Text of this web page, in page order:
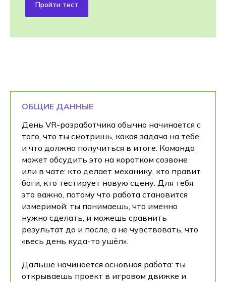
Пройти тест
ОБЩИЕ ДАННЫЕ
День VR-разработчика обычно начинается с
того, что ты смотришь, какая задача на тебе
и что должно получиться в итоге. Команда
может обсудить это на коротком созвоне
или в чате: кто делает механику, кто правит
баги, кто тестирует новую сцену. Для тебя
это важно, потому что работа становится
измеримой: ты понимаешь, что именно
нужно сделать, и можешь сравнить
результат до и после, а не чувствовать, что
«весь день куда-то ушёл».
Дальше начинается основная работа: ты
открываешь проект в игровом движке и